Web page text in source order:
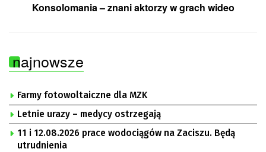
Konsolomania – znani aktorzy w grach wideo
najnowsze
Farmy fotowoltaiczne dla MZK
Letnie urazy – medycy ostrzegają
11 i 12.08.2026 prace wodociągów na Zaciszu. Będą
utrudnienia